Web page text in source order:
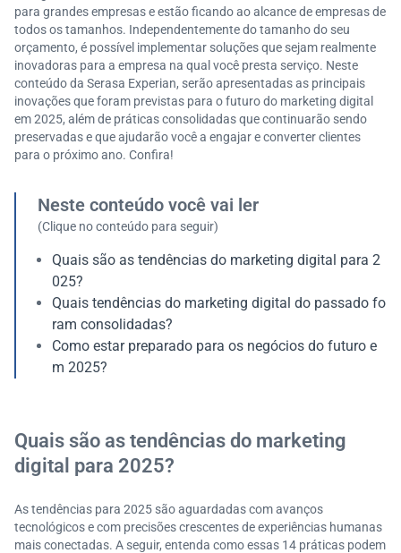
para grandes empresas e estão ficando ao alcance de empresas de
todos os tamanhos. Independentemente do tamanho do seu
orçamento, é possível implementar soluções que sejam realmente
inovadoras para a empresa na qual você presta serviço. Neste
conteúdo da Serasa Experian, serão apresentadas as principais
inovações que foram previstas para o futuro do marketing digital
em 2025, além de práticas consolidadas que continuarão sendo
preservadas e que ajudarão você a engajar e converter clientes
para o próximo ano. Confira!
Neste conteúdo você vai ler
(Clique no conteúdo para seguir)
Quais são as tendências do marketing digital para 2
025?
Quais tendências do marketing digital do passado fo
ram consolidadas?
Como estar preparado para os negócios do futuro e
m 2025?
Quais são as tendências do marketing
digital para 2025?
As tendências para 2025 são aguardadas com avanços
tecnológicos e com precisões crescentes de experiências humanas
mais conectadas. A seguir, entenda como essas 14 práticas podem